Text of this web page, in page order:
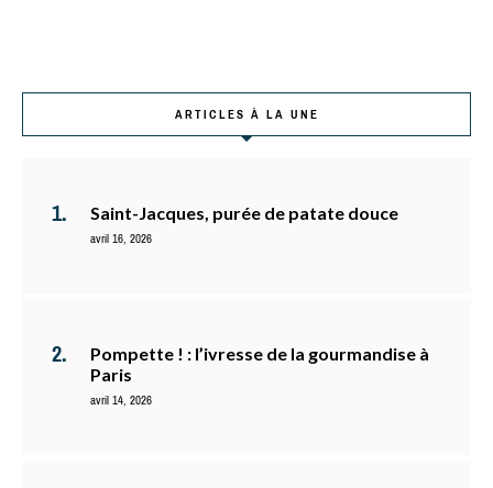
ARTICLES À LA UNE
Saint-Jacques, purée de patate douce
avril 16, 2026
Pompette ! : l’ivresse de la gourmandise à
Paris
avril 14, 2026